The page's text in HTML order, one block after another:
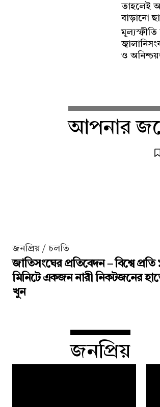
তাহলেই
বাড়ানো
মূল্যস্ফীতি
ও
আপনার
জনপ্রিয় / চলতি
জাতিসংঘের প্রতিবেদন – বিশ্বে প্রতি
মিনিটে একজন নারী নিকটজনের
খুন
জনপ্রিয়